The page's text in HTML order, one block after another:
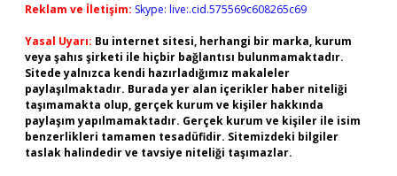
Reklam ve İletişim: Skype: live:.cid.575569c608265c69
Yasal Uyarı: Bu internet sitesi, herhangi bir marka, kurum
veya şahıs şirketi ile hiçbir bağlantısı bulunmamaktadır.
Sitede yalnızca kendi hazırladığımız makaleler
paylaşılmaktadır. Burada yer alan içerikler haber niteliği
taşımamakta olup, gerçek kurum ve kişiler hakkında
paylaşım yapılmamaktadır. Gerçek kurum ve kişiler ile isim
benzerlikleri tamamen tesadüfidir. Sitemizdeki bilgiler
taslak halindedir ve tavsiye niteliği taşımazlar.